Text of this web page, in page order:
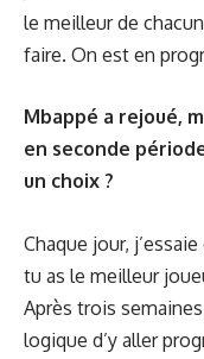
le meilleur de
faire. On est en
Mbappé a rejoué,
en seconde
un choix ?
Chaque jour,
tu as le meilleur
Après trois
logique d’y aller